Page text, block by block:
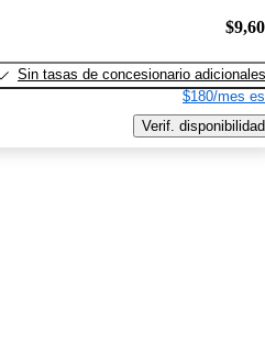
Sin tasas de concesionario adicionales
$180/mes
Verif. disponibilidad